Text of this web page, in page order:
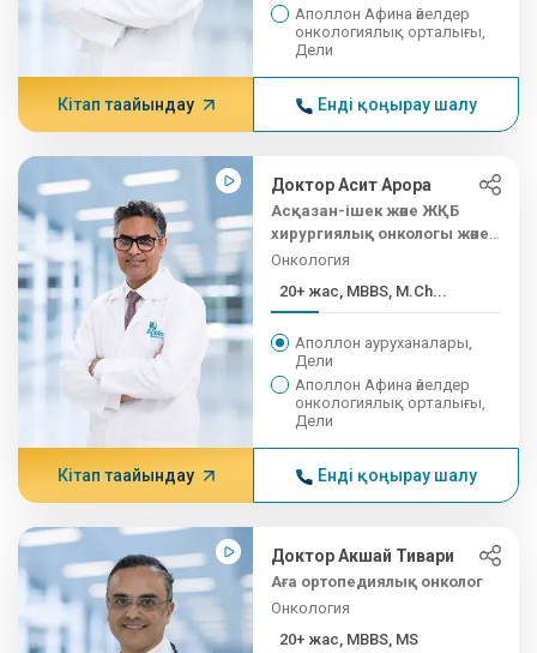
Аполлон Афина әйелдер
онкологиялық орталығы,
Дели
Кітап тағайындау Енді қоңырау шалу
Доктор Асит Арора
Асқазан-ішек және ЖҚБ
хирургиялық онкологы және
клиникалық жетекшісі
Онкология
20+ жас, MBBS, M.Ch...
Аполлон ауруханалары,
Дели
Аполлон Афина әйелдер
онкологиялық орталығы,
Дели
Кітап тағайындау Енді қоңырау шалу
Доктор Акшай Тивари
Аға ортопедиялық онколог
Онкология
20+ жас, MBBS, MS